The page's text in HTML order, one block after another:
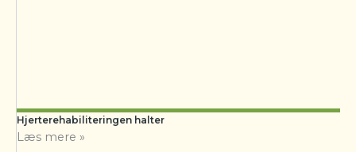
Hjerterehabiliteringen halter
Læs mere »